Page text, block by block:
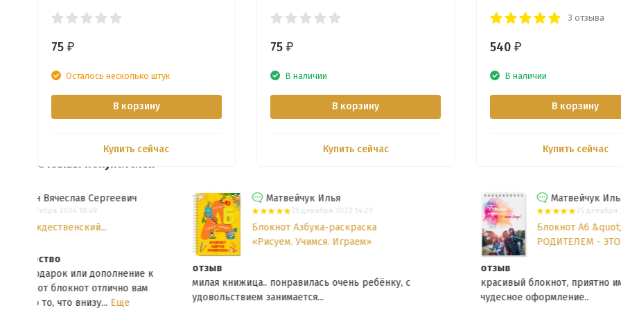
75 ₽
Осталось несколько штук
В корзину
Купить сейчас
75₽
В наличии
В корзину
Купить сейчас
3 отзыва
540 ₽
В наличии
В корзину
Купить сейчас
Отзывы покупателей
Матвейчук Илья
25 декабря 2023 14:29
Блокнот Азбука-раскраска
«Рисуем. Учимся. Играем»
милая книжица.. понравилась очень ребёнку, с
удовольствием занимается...
25 декабря 2023 14:26
Блокнот А6 &quot;БЫТЬ
красивый блокнот, приятно иметь всегда под рукой,